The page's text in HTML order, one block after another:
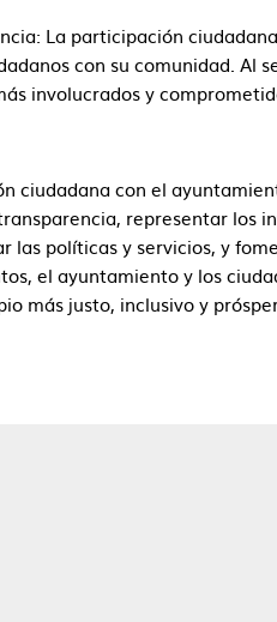
La participación
con su comunidad. Al
involucrados y
ciudadana con el
representar los
las políticas y servicios, y
el ayuntamiento y los
más justo, inclusivo y